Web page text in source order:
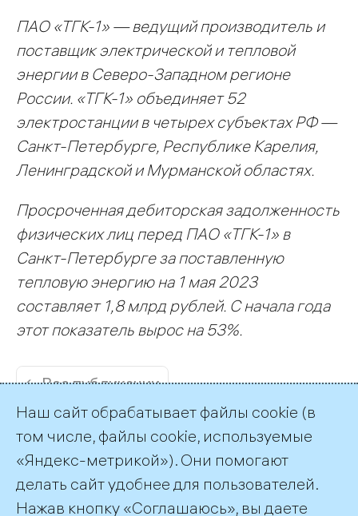
ПАО «ТГК-1» — ведущий производитель и
поставщик электрической и тепловой
энергии в Северо-Западном регионе
России. «ТГК-1» объединяет 52
электростанции в четырех субъектах РФ —
Санкт-Петербурге, Республике Карелия,
Ленинградской и Мурманской областях.
Просроченная дебиторская задолженность
физических лиц перед ПАО «ТГК-1» в
Санкт-Петербурге за поставленную
тепловую энергию на 1 мая 2023
составляет 1,8 млрд рублей. С начала года
этот показатель вырос на 53%.
← Все публикации
Пресс-служба ТГК-1
Наш сайт обрабатывает файлы cookie (в
том числе, файлы cookie, используемые
«Яндекс-метрикой»). Они помогают
делать сайт удобнее для пользователей.
Нажав кнопку «Соглашаюсь», вы даете